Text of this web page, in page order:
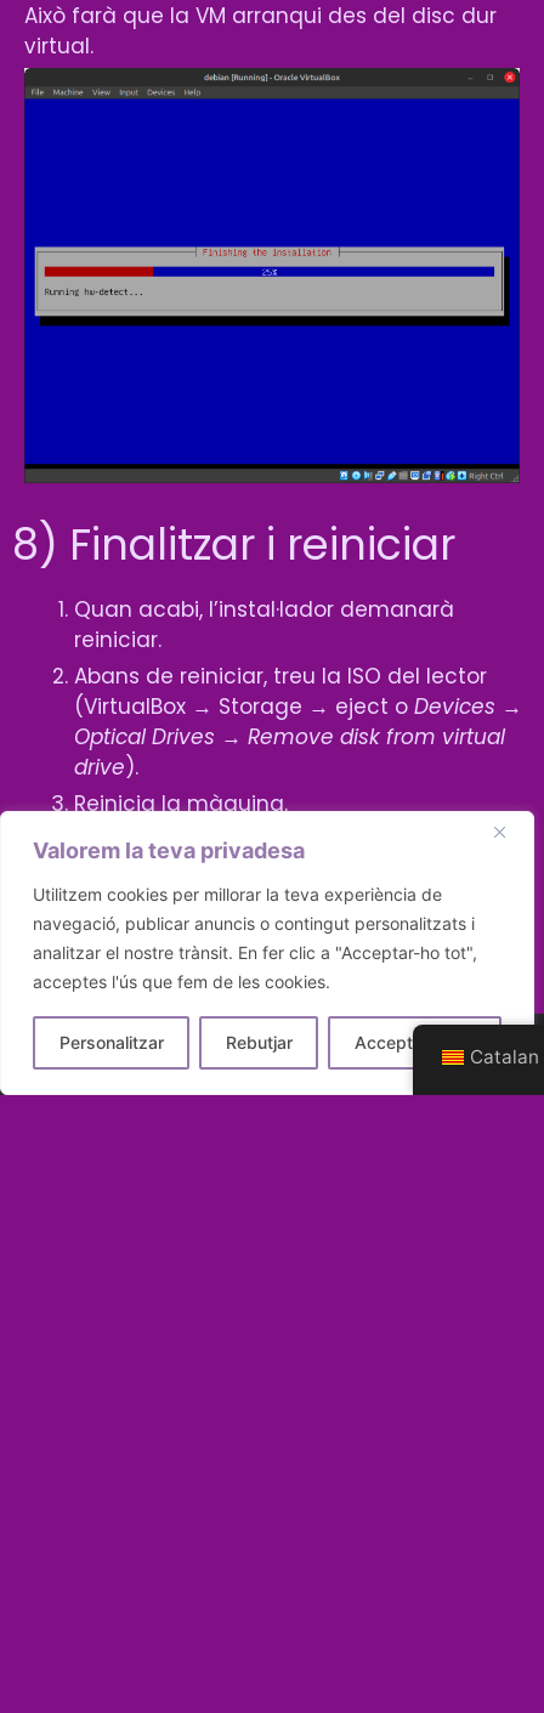
Valorem la teva privadesa
Utilitzem cookies per millorar la teva experiència de
navegació, publicar anuncis o contingut personalitzats i
analitzar el nostre trànsit. En fer clic a "Acceptar-ho tot",
acceptes l'ús que fem de les cookies.
Personalitzar Rebutjar Accepta-ho tot
Això farà que la VM arranqui des del disc dur
virtual.
8) Finalitzar i reiniciar
Quan acabi, l’instal·lador demanarà
reiniciar.
Abans de reiniciar, treu la ISO del lector
(VirtualBox → Storage → eject o Devices →
Optical Drives → Remove disk from virtual
drive).
Reinicia la màquina.
Uncategorized
Creació d’una MV amb Rocky Linux
Mapa de xarxa lògic
Catalan